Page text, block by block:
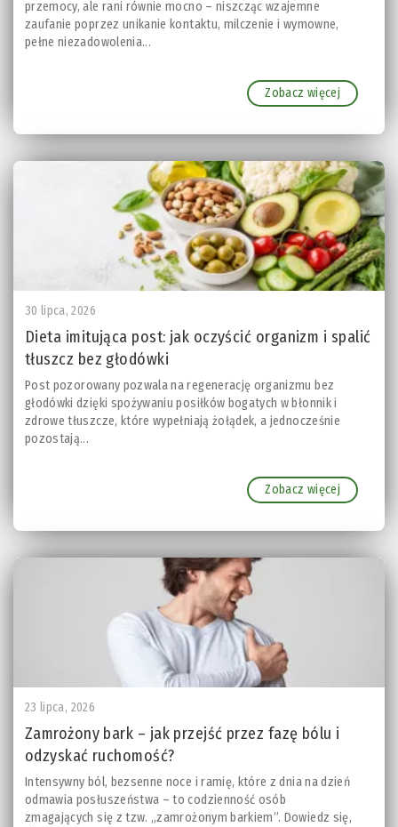
przemocy, ale rani równie mocno – niszcząc wzajemne
zaufanie poprzez unikanie kontaktu, milczenie i wymowne,
pełne niezadowolenia...
Zobacz więcej
30 lipca, 2026
Dieta imitująca post: jak oczyścić organizm i spalić
tłuszcz bez głodówki
Post pozorowany pozwala na regenerację organizmu bez
głodówki dzięki spożywaniu posiłków bogatych w błonnik i
zdrowe tłuszcze, które wypełniają żołądek, a jednocześnie
pozostają...
Zobacz więcej
23 lipca, 2026
Zamrożony bark – jak przejść przez fazę bólu i
odzyskać ruchomość?
Intensywny ból, bezsenne noce i ramię, które z dnia na dzień
odmawia posłuszeństwa – to codzienność osób
zmagających się z tzw. „zamrożonym barkiem”. Dowiedz się,